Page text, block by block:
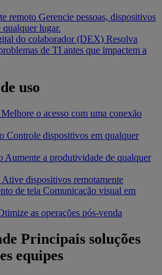
remoto Gerencie pessoas, dispositivos
lugar.
do colaborador (DEX) Resolva
de TI antes que impactem a
uso
Melhore o acesso com uma conexão
Controle dispositivos em qualquer
Aumente a produtividade de qualquer
Ative dispositivos remotamente
de tela Comunicação visual em
as operações pós-venda
Principais soluções
equipes